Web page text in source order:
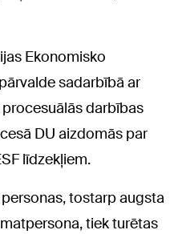
Ekonomisko
sadarbībā ar
darbības
DU aizdomās par
līdzekļiem.
tostarp augsta
tiek turētas